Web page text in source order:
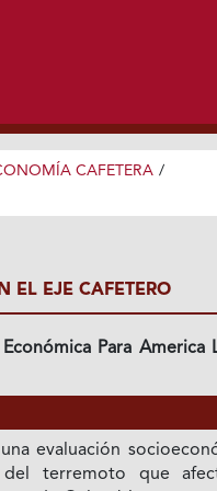
CAFETERA /
EL EJE CAFETERO
Para America
evaluación
terremoto que